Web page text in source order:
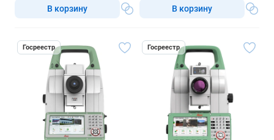
В корзину В корзину
Госреестр Госреестр